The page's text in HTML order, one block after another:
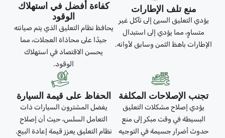
منع تلف الإطارات
يؤدي التعليق السيئ إلى تآكل غير
متساوٍ، مما يؤدي إلى استبدال
الإطارات باهظ الثمن وسابق لأوانه.
كفاءة أفضل في استهلاك
الوقود
يحافظ نظام التعليق الذي يتم صيانته
جيدًا على محاذاة العجلات، مما
يحسن الاقتصاد في استهلاك
الوقود.
تجنب الإصلاحات المكلفة
يؤدي إصلاح مشكلات التعليق
البسيطة في وقت مبكر إلى منع
حدوث أضرار جسيمة في التوجيه
الحفاظ على قيمة السيارة
يفضل المشترون السيارات ذات
التعامل السلس، حيث أن إصلاح
نظام التعليق يعزز قيمة إعادة البيع.